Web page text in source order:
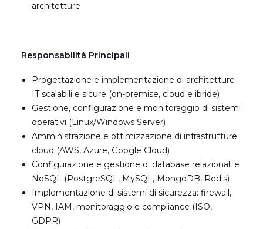
architetture
Responsabilità Principali
Progettazione e implementazione di architetture
IT scalabili e sicure (on-premise, cloud e ibride)
Gestione, configurazione e monitoraggio di sistemi
operativi (Linux/Windows Server)
Amministrazione e ottimizzazione di infrastrutture
cloud (AWS, Azure, Google Cloud)
Configurazione e gestione di database relazionali e
NoSQL (PostgreSQL, MySQL, MongoDB, Redis)
Implementazione di sistemi di sicurezza: firewall,
VPN, IAM, monitoraggio e compliance (ISO,
GDPR)